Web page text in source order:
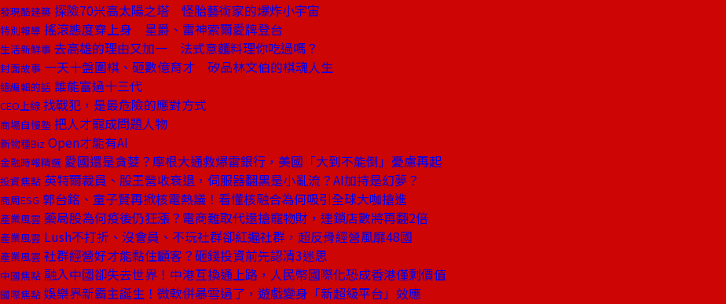
發現酷建築 探險70米高太陽之塔 怪胎藝術家的爆炸小宇宙
特別報導 搖滾態度穿上身 星爵、雷神索爾愛牌登台
生活新鮮事 去高雄的理由又加一 法式意麵料理你吃過嗎？
封面故事 一天十盤圍棋、砸數億育才 矽品林文伯的棋魂人生
總編輯的話 誰能富過十三代
CEO上線 找戰犯，是最危險的應對方式
商場自慢塾 把人才寵成問題人物
新物種Biz Open才能有AI
金融時報精選 愛國還是貪婪？摩根大通救爆雷銀行，美國「大到不能倒」憂慮再起
投資焦點 英特爾裁員、股王營收衰退，伺服器翻黑是小亂流？AI加持是幻夢？
商周ESG 郭台銘、童子賢再掀核電熱議！看懂核融合為何吸引全球大咖搶進
產業風雲 藥局股為何疫後仍狂漲？電商難取代還搶寵物財，連鎖店數將再翻2倍
產業風雲 Lush不打折、沒會員、不玩社群卻紅遍社群，超反骨經營風靡48國
產業風雲 社群經營好才能黏住顧客？砸錢投資前先認清3迷思
中國焦點 融入中國卻失去世界！中港互換通上路，人民幣國際化恐成香港僅剩價值
國際焦點 娛樂界新霸主誕生！微軟併暴雪過了，遊戲變身「新超級平台」效應